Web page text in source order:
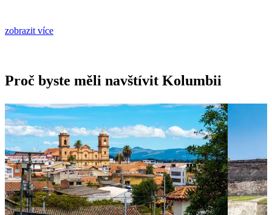
zobrazit více
Proč byste měli navštívit Kolumbii